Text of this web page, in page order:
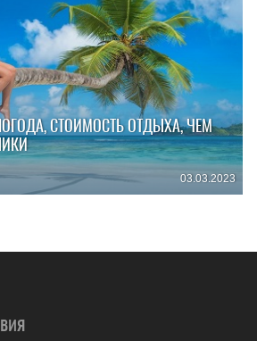
СТОИМОСТЬ ОТДЫХА, ЧЕМ
03.03.2023